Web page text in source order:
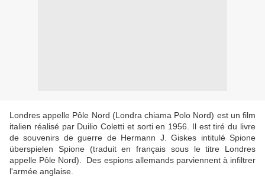
Londres appelle Pôle Nord (Londra chiama Polo Nord) est un film
italien réalisé par Duilio Coletti et sorti en 1956. Il est tiré du livre
de souvenirs de guerre de Hermann J. Giskes intitulé Spione
überspielen Spione (traduit en français sous le titre Londres
appelle Pôle Nord). Des espions allemands parviennent à infiltrer
l'armée anglaise.